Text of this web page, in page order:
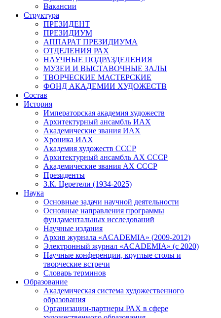
Вакансии
Структура
ПРЕЗИДЕНТ
ПРЕЗИДИУМ
АППАРАТ ПРЕЗИДИУМА
ОТДЕЛЕНИЯ РАХ
НАУЧНЫЕ ПОДРАЗДЕЛЕНИЯ
МУЗЕИ И ВЫСТАВОЧНЫЕ ЗАЛЫ
ТВОРЧЕСКИЕ МАСТЕРСКИЕ
ФОНД АКАДЕМИИ ХУДОЖЕСТВ
Состав
История
Императорская академия художеств
Архитектурный ансамбль ИАХ
Академические звания ИАХ
Хроника ИАХ
Академия художеств СССР
Архитектурный ансамбль АХ СССР
Академические звания АХ СССР
Президенты
З.К. Церетели (1934-2025)
Наука
Основные задачи научной деятельности
Основные направления программы
фундаментальных исследований
Научные издания
Архив журнала «ACADEMIA» (2009-2012)
Электронный журнал «ACADEMIA» (с 2020)
Научные конференции, круглые столы и
творческие встречи
Словарь терминов
Образование
Академическая система художественного
образования
Организации-партнеры РАХ в сфере